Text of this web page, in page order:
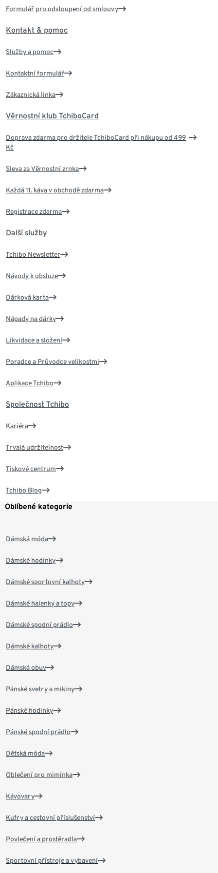
Formulář pro odstoupení od smlouvy
Kontakt & pomoc
Služby a pomoc
Kontaktní formulář
Zákaznická linka
Věrnostní klub TchiboCard
Doprava zdarma pro držitele TchiboCard při nákupu od 499
Kč
Sleva za Věrnostní zrnka
Každá 11. káva v obchodě zdarma
Registrace zdarma
Další služby
Tchibo Newsletter
Návody k obsluze
Dárková karta
Nápady na dárky
Likvidace a složení
Poradce a Průvodce velikostmi
Aplikace Tchibo
Společnost Tchibo
Kariéra
Trvalá udržitelnost
Tiskové centrum
Tchibo Blog
Oblíbené kategorie
Dámská móda
Dámské hodinky
Dámské sportovní kalhoty
Dámské halenky a topy
Dámské spodní prádlo
Dámské kalhoty
Dámská obuv
Pánské svetry a mikiny
Pánské hodinky
Pánské spodní prádlo
Dětská móda
Oblečení pro miminka
Kávovary
Kufry a cestovní příslušenství
Povlečení a prostěradla
Sportovní přístroje a vybavení